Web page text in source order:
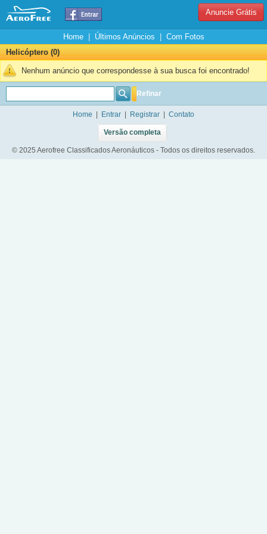
Anuncie Grátis
Home| Últimos Anúncios
Com Fotos
Helicóptero (0)
Nenhum anúncio que correspondesse à sua busca foi encontrado!
Refinar
Home Entrar Registrar Contato
Versão completa
© 2025 Aerofree Classificados Aeronáuticos - Todos os direitos reservados.